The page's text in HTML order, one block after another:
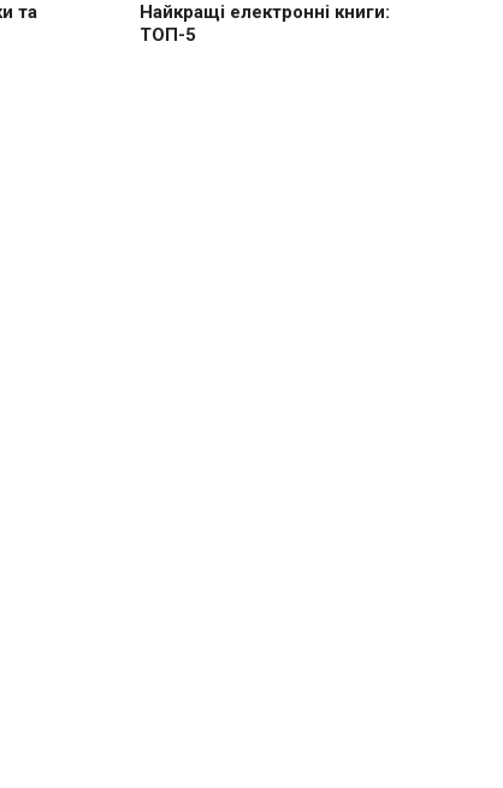
та
Найкращі електронні книги:
ТОП-5